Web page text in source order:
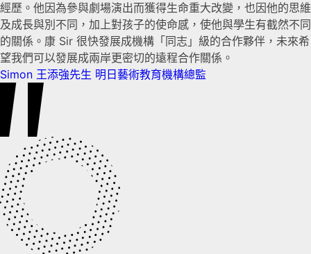
經歷。他因為參與劇場演出而獲得生命重大改變，也因他的思維
及成長與別不同，加上對孩子的使命感，使他與學生有截然不同
的關係。康 Sir 很快發展成機構「同志」級的合作夥伴，未來希
望我們可以發展成兩岸更密切的遠程合作關係。
Simon 王添強先生 明日藝術教育機構總監